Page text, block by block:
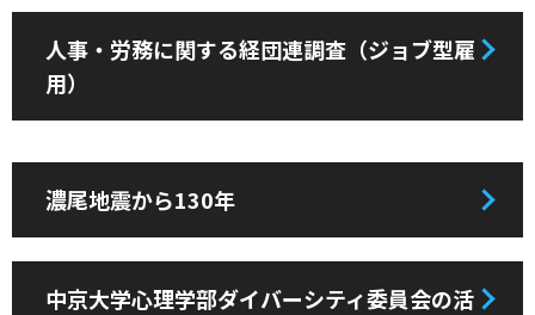
人事・労務に関する経団連調査（ジョブ型雇
用）
濃尾地震から130年
中京大学心理学部ダイバーシティ委員会の活